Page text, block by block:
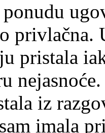
privlačna.
pristala
iz
imala